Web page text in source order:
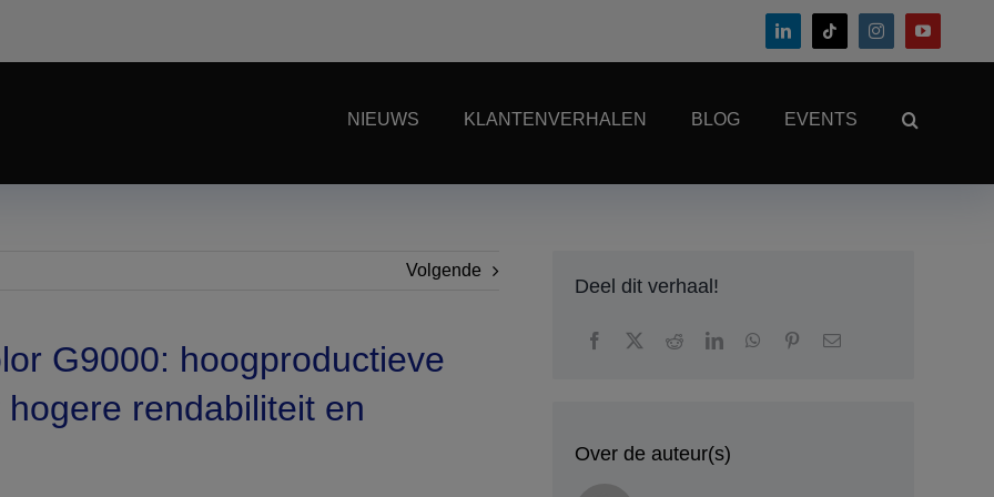
NIEUWS KLANTENVERHALEN BLOG EVENTS
Volgende
G9000: hoogproductieve
rendabiliteit en
Deel dit verhaal!
Over de auteur(s)